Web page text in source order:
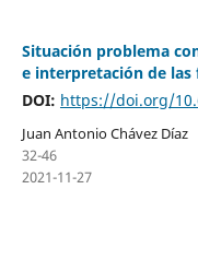
Situación problema
e interpretación de las
DOI: https://doi.org/
Juan Antonio Chávez Díaz
32-46
2021-11-27